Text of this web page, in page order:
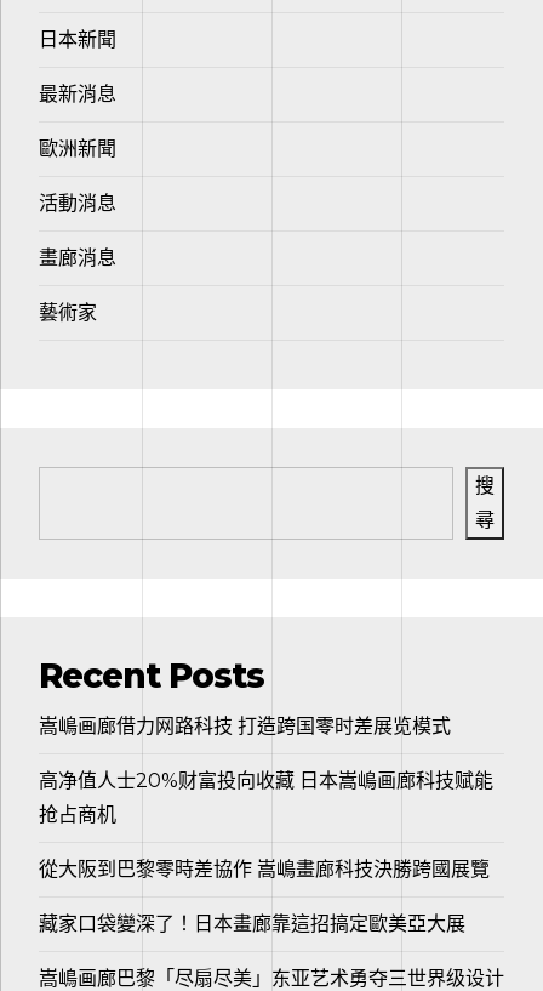
日本新聞
最新消息
歐洲新聞
活動消息
畫廊消息
藝術家
搜
尋
Recent Posts
嵩嶋画廊借力网路科技 打造跨国零时差展览模式
高净值人士20%财富投向收藏 日本嵩嶋画廊科技赋能
抢占商机
從大阪到巴黎零時差協作 嵩嶋畫廊科技決勝跨國展覽
藏家口袋變深了！日本畫廊靠這招搞定歐美亞大展
嵩嶋画廊巴黎「尽扇尽美」东亚艺术勇夺三世界级设计